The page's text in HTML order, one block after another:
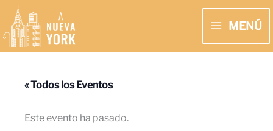
contenido
MENÚ
« Todos los Eventos
Este evento ha pasado.